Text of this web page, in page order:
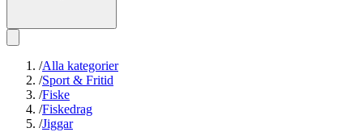
/Alla kategorier
/Sport & Fritid
/Fiske
/Fiskedrag
/Jiggar